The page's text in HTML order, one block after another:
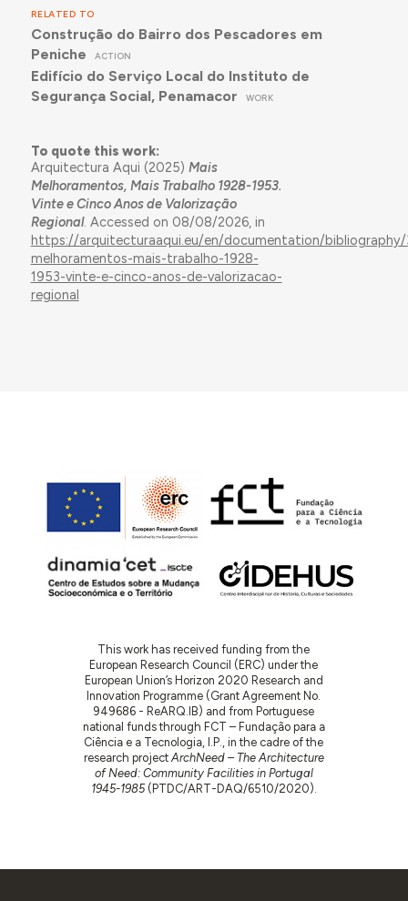
RELATED TO
Construção do Bairro dos Pescadores em
Peniche
ACTION
Edifício do Serviço Local do Instituto de
Segurança Social, Penamacor
WORK
To quote this work:
Arquitectura Aqui (2025) Mais
Melhoramentos, Mais Trabalho 1928-1953.
Vinte e Cinco Anos de Valorização
Regional. Accessed on 08/08/2026, in
https://arquitecturaaqui.eu/en/documentation/bibliography/
melhoramentos-mais-trabalho-1928-
1953-vinte-e-cinco-anos-de-valorizacao-
regional
This work has received funding from the
European Research Council (ERC) under the
European Union’s Horizon 2020 Research and
Innovation Programme (Grant Agreement No.
949686 - ReARQ.IB) and from Portuguese
national funds through FCT – Fundação para a
Ciência e a Tecnologia, I.P., in the cadre of the
research project ArchNeed – The Architecture
of Need: Community Facilities in Portugal
1945-1985(PTDC/ART-DAQ/6510/2020).